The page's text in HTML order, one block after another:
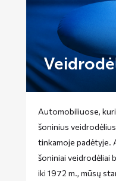
Automobiliuose,
šoninius
tinkamoje padėtyje.
šoniniai veidrodėliai
iki 1972 m., mūsų